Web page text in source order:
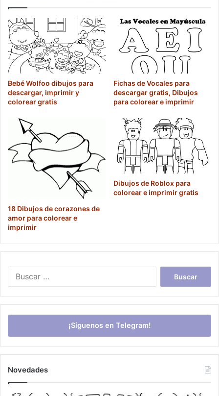
Bebé Wolfoo dibujos para
descargar, imprimir y
colorear gratis
Fichas de Vocales para
descargar gratis, Dibujos
para colorear e imprimir
18 Dibujos de corazones de
amor para colorear e
imprimir
Dibujos de Roblox para
colorear e imprimir gratis
¡Síguenos en Telegram!
Novedades